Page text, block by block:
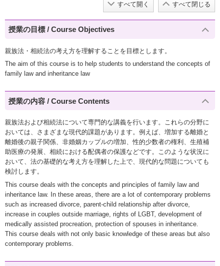
すべて開く すべて閉じる
授業の目標 / Course Objectives
親族法・相続法の考え方を理解することを目標とします。
The aim of this course is to help students to understand the concepts of
family law and inheritance law
授業の内容 / Course Contents
親族法および相続法について専門的な講義を行います。これらの分野に
おいては、さまざまな現代的課題があります。例えば、増加する離婚と
離婚後の親子関係、非婚姻カップルの増加、性的少数者の権利、生殖補
助医療の発展、相続における配偶者の保護などです。このような状況に
おいて、法の基礎的な考え方を理解した上で、現代的な問題についても
検討します。
This course deals with the concepts and principles of family law and
inheritance law. In these areas, there are a lot of contemporary problems
such as increased divorce, parent-child relationship after divorce,
increase in couples outside marriage, rights of LGBT, development of
medically assisted procreation, protection of spouses in inheritance.
This course deals with not only basic knowledge of these areas but also
contemporary problems.